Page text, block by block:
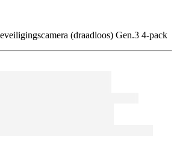
(draadloos) Gen.3 4-pack